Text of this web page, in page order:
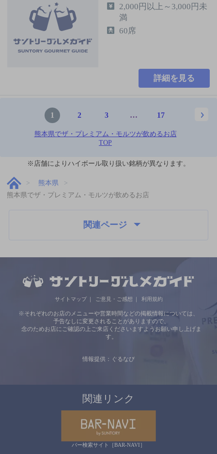
2,000円以上～3,000円未
満
60席
詳細を見る
1 2 3 … 17
熊本県でザ・プレミアム・モルツが飲めるお店
TOP
※店舗によりハイボール取り扱い銘柄が異なります。
熊本県
熊本県でザ・プレミアム・モルツが飲めるお店
関連ページ
サイトマップ ご意見・ご感想 利用規約
※それぞれのお店のメニューや営業時間などの掲載情報については、
予告なしに変更されることがありますので、
念のためお店にご確認の上ご来店くださいますようお願い申し上げま
す。
情報提供：ぐるなび
関連リンク
バー検索サイト［BAR-NAVI］